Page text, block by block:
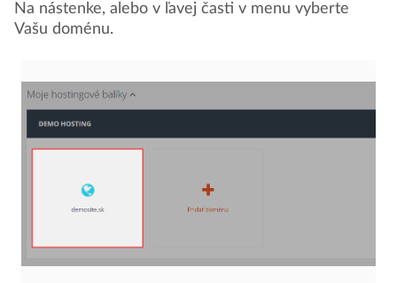
Na nástenke, alebo v ľavej časti v menu vyberte
Vašu doménu.